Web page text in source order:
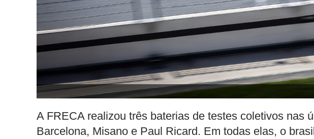
A FRECA realizou três baterias de testes coletivos nas
Barcelona, Misano e Paul Ricard. Em todas elas, o